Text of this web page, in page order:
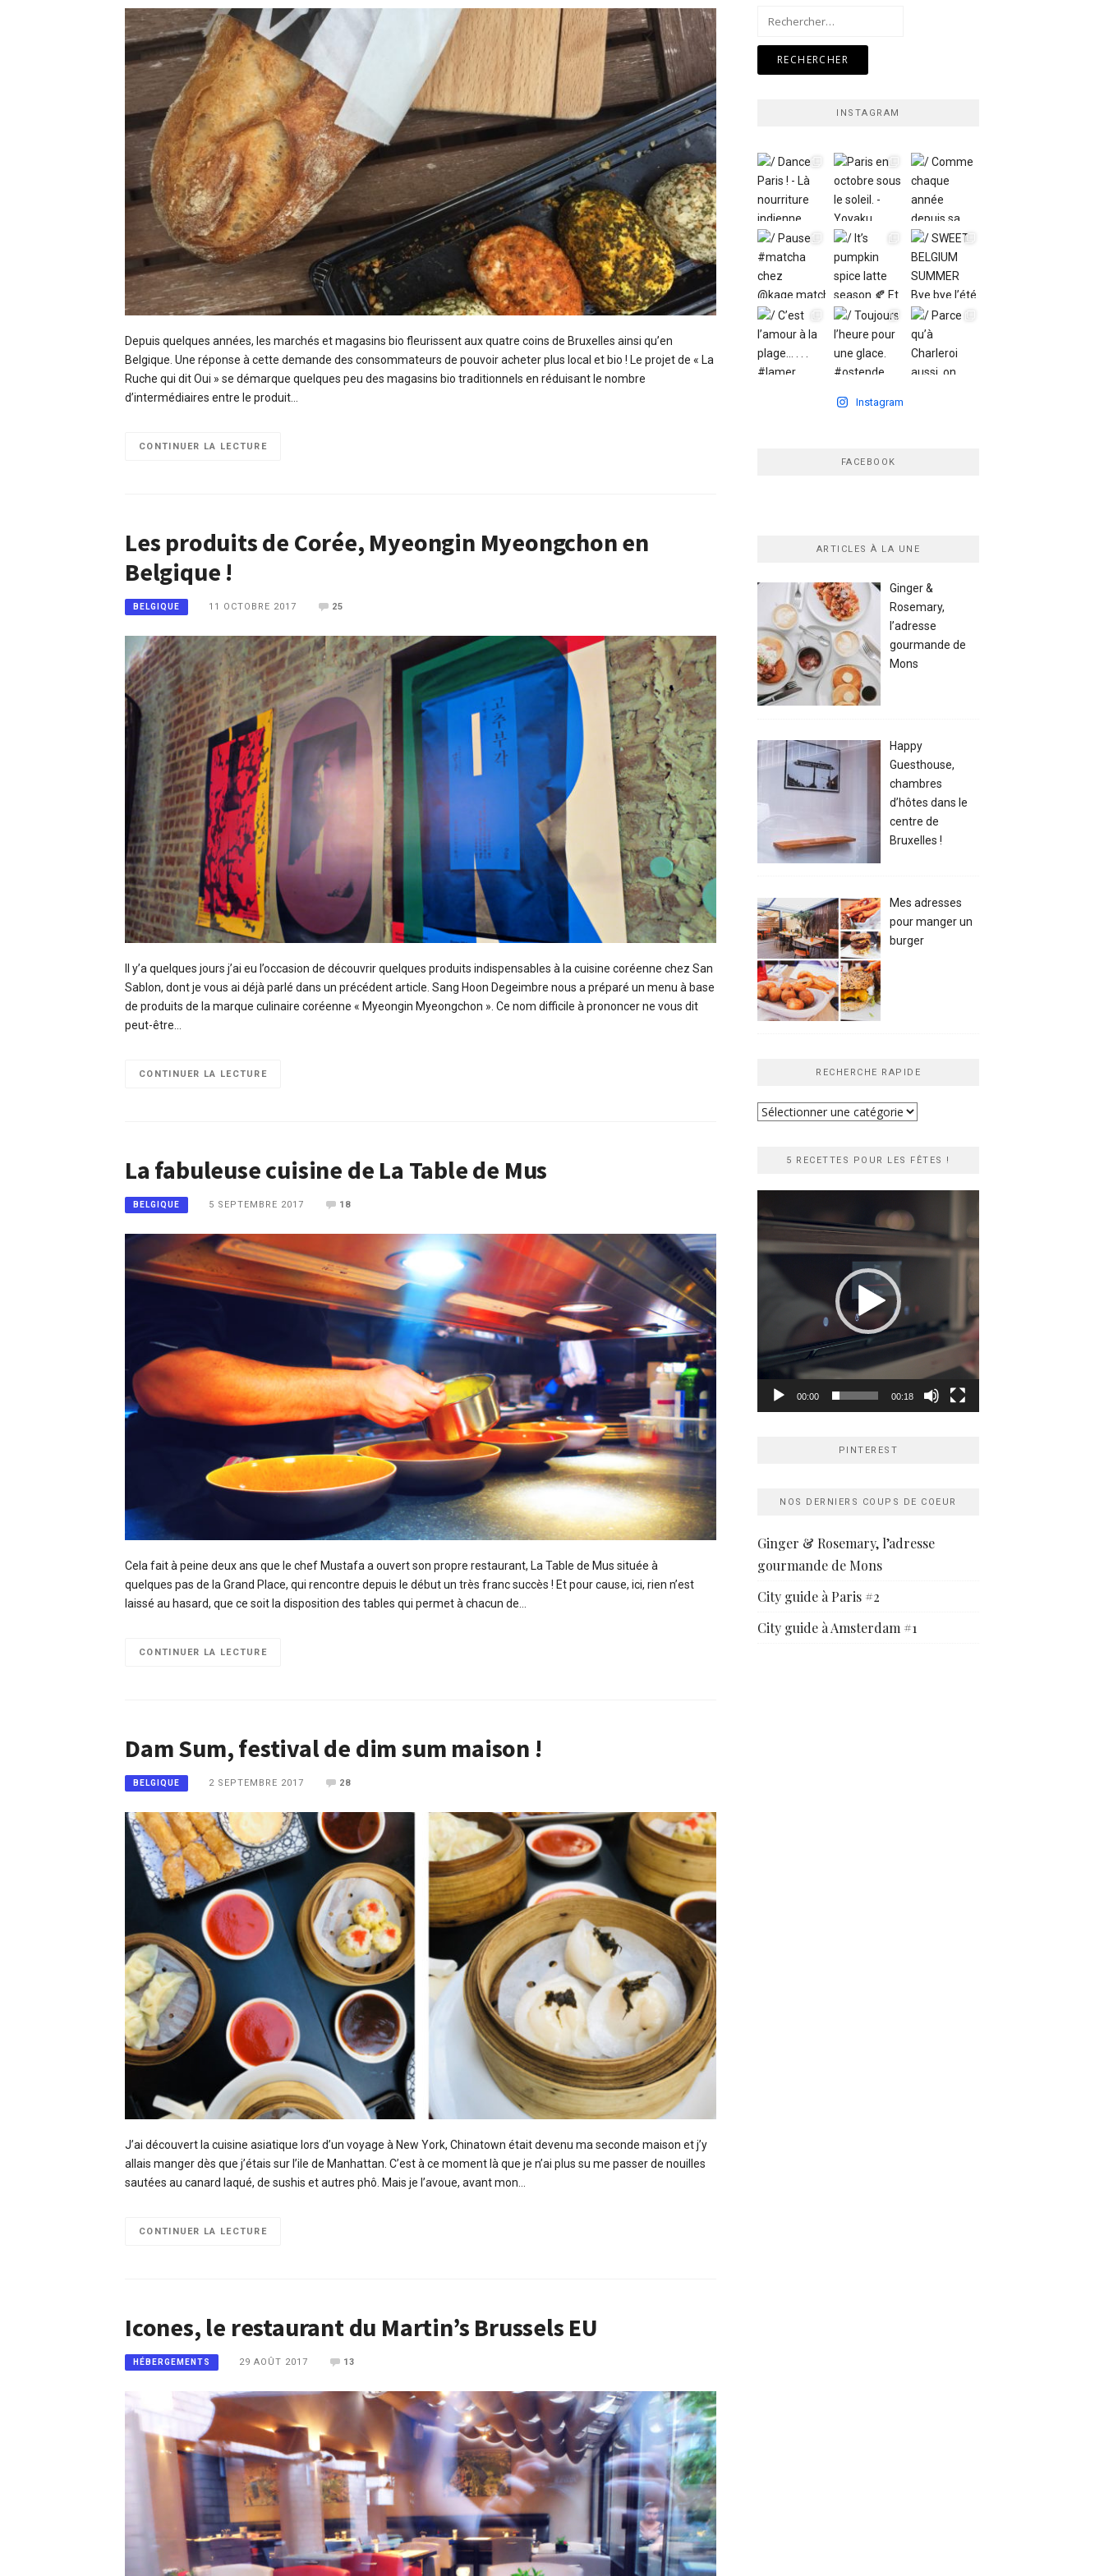
Depuis quelques années, les marchés et magasins bio fleurissent aux quatre coins de Bruxelles ainsi qu’en
Belgique. Une réponse à cette demande des consommateurs de pouvoir acheter plus local et bio ! Le projet de « La
Ruche qui dit Oui » se démarque quelques peu des magasins bio traditionnels en réduisant le nombre
d’intermédiaires entre le produit…
CONTINUER LA LECTURE
Les produits de Corée, Myeongin Myeongchon en
Belgique !
BELGIQUE 11 OCTOBRE 2017 25
Il y’a quelques jours j’ai eu l’occasion de découvrir quelques produits indispensables à la cuisine coréenne chez San
Sablon, dont je vous ai déjà parlé dans un précédent article. Sang Hoon Degeimbre nous a préparé un menu à base
de produits de la marque culinaire coréenne « Myeongin Myeongchon ». Ce nom difficile à prononcer ne vous dit
peut-être…
CONTINUER LA LECTURE
La fabuleuse cuisine de La Table de Mus
BELGIQUE 5 SEPTEMBRE 2017 18
Cela fait à peine deux ans que le chef Mustafa a ouvert son propre restaurant, La Table de Mus située à
quelques pas de la Grand Place, qui rencontre depuis le début un très franc succès ! Et pour cause, ici, rien n’est
laissé au hasard, que ce soit la disposition des tables qui permet à chacun de…
CONTINUER LA LECTURE
Dam Sum, festival de dim sum maison !
BELGIQUE 2 SEPTEMBRE 2017 28
J’ai découvert la cuisine asiatique lors d’un voyage à New York, Chinatown était devenu ma seconde maison et j’y
allais manger dès que j’étais sur l’ile de Manhattan. C’est à ce moment là que je n’ai plus su me passer de nouilles
sautées au canard laqué, de sushis et autres phô. Mais je l’avoue, avant mon…
CONTINUER LA LECTURE
Icones, le restaurant du Martin’s Brussels EU
HÉBERGEMENTS 29 AOÛT 2017 13
INSTAGRAM
Instagram
FACEBOOK
ARTICLES À LA UNE
Ginger &
Rosemary,
l’adresse
gourmande de
Mons
Happy
Guesthouse,
chambres
d’hôtes dans le
centre de
Bruxelles !
Mes adresses
pour manger un
burger
RECHERCHE RAPIDE
Recherche
5 RECETTES POUR LES FÊTES !
vidéo
00:00 00:18
PINTEREST
NOS DERNIERS COUPS DE COEUR
Ginger & Rosemary, l’adresse
gourmande de Mons
City guide à Paris #2
City guide à Amsterdam #1